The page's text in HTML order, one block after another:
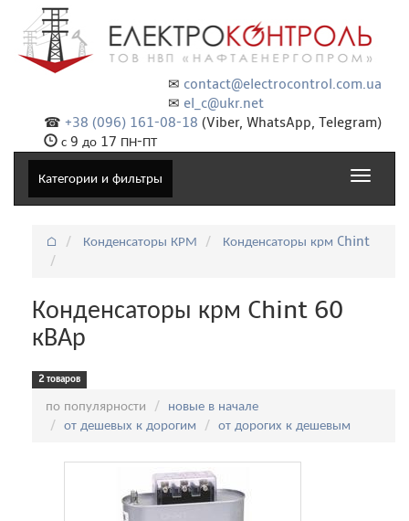
✉ contact@electrocontrol.com.ua
✉ el_c@ukr.net
☎ +38 (096) 161-08-18 (Viber, WhatsApp, Telegram)
с 9 до 17 ПН-ПТ
Категории и фильтры
Toggle
⌂ Конденсаторы КРМ Конденсаторы крм Chint
Конденсаторы крм Chint 60
кВАр
2 товаров
по популярности
новые в начале
от дешевых к дорогим
от дорогих к дешевым